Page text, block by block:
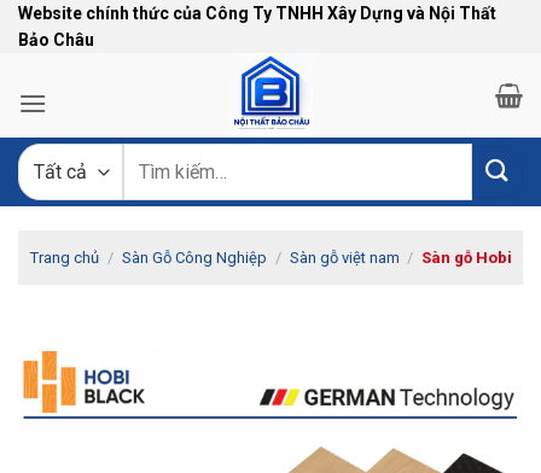
Bỏ
qua
dung
Website chính thức của Công Ty TNHH Xây Dựng và Nội Thất
Bảo Châu
kiếm:
Trang chủ / Sàn Gỗ Công Nghiệp / Sàn gỗ việt nam / Sàn gỗ Hobi